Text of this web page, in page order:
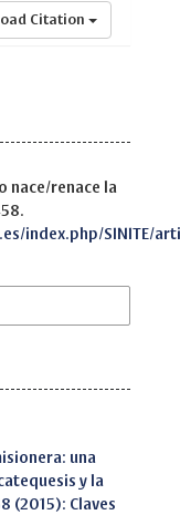
Citation
nace/renace la
index.php/SINITE/
una
y la
(2015): Claves